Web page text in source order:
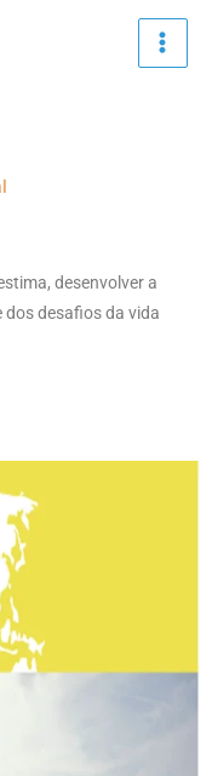
desenvolver a
desafios da vida